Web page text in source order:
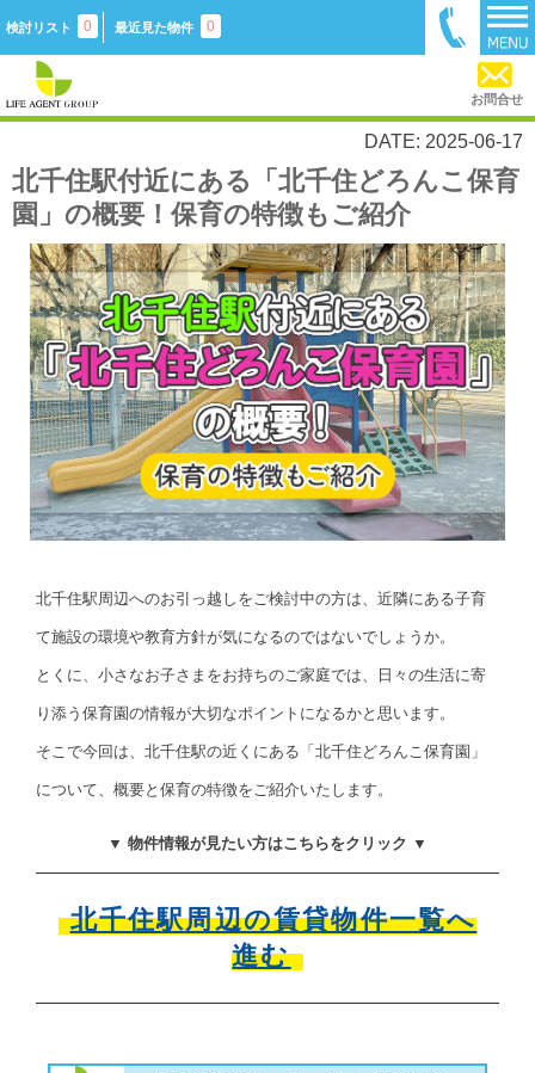
検討リスト 0 最近見た物件 0
お問合せ
DATE: 2025-06-17
北千住駅付近にある「北千住どろんこ保育
園」の概要！保育の特徴もご紹介
北千住駅周辺へのお引っ越しをご検討中の方は、近隣にある子育
て施設の環境や教育方針が気になるのではないでしょうか。
とくに、小さなお子さまをお持ちのご家庭では、日々の生活に寄
り添う保育園の情報が大切なポイントになるかと思います。
そこで今回は、北千住駅の近くにある「北千住どろんこ保育園」
について、概要と保育の特徴をご紹介いたします。
▼ 物件情報が見たい方はこちらをクリック ▼
北千住駅周辺の賃貸物件一覧へ
進む